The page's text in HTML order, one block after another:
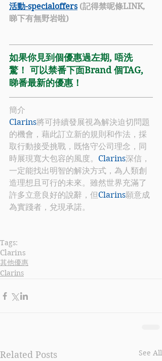
活動-specialoffers (記得禁呢條LINK,
睇下有無野岩啦)
如果你見到個優惠過左期, 唔洗
驚！ 可以禁番下面Brand 個TAG,
睇番最新的優惠！
簡介
Clarins將可持續發展視為解決迫切問題
的機會，藉此訂立新的規則和作法，採
取行動接受挑戰，既恪守公司理念，同
時展現寬大包容的風度。 Clarins深信，
一定能找出明智的解決方式，為人類創
造理想且可行的未來。雖然世界充滿了
許多立意良好的說辭，但Clarins願意成
為實踐者，兌現承諾。
Tags:
Clarins
其他優惠
Clarins
Related Posts See All